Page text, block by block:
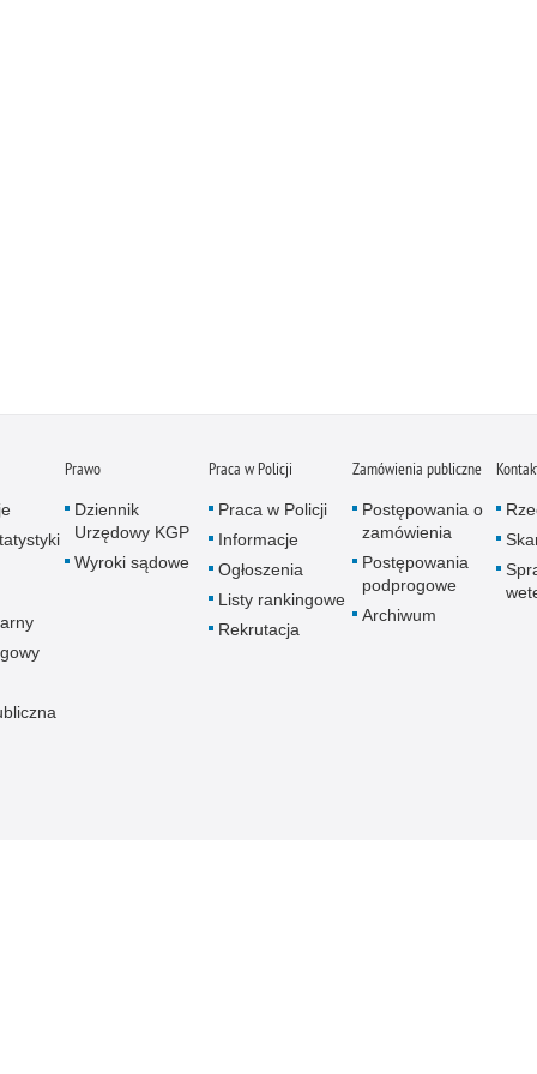
Prawo
Dziennik
Urzędowy KGP
Wyroki sądowe
Praca w Policji
Praca w Policji
Informacje
Ogłoszenia
Listy rankingowe
Rekrutacja
Zamówienia publiczne
Postępowania o
zamówienia
Postępowania
podprogowe
Archiwum